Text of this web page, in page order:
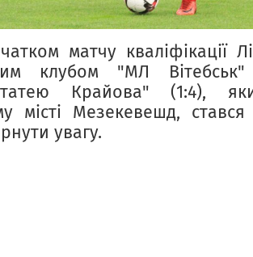
матчу кваліфікації
клубом "МЛ
Крайова" (1:4),
місті Мезекевешд,
увагу.